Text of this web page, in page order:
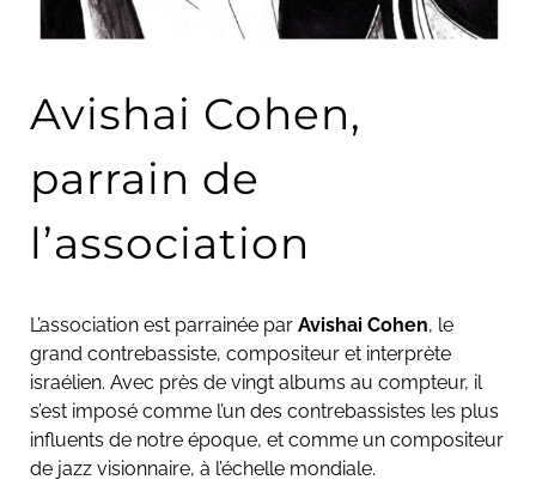
Avishai Cohen,
parrain de
l’association
L’association est parrainée par Avishai Cohen, le
grand contrebassiste, compositeur et interprète
israélien. Avec près de vingt albums au compteur, il
s’est imposé comme l’un des contrebassistes les plus
influents de notre époque, et comme un compositeur
de jazz visionnaire, à l’échelle mondiale.